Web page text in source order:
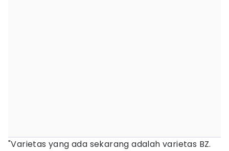
"Varietas yang ada sekarang adalah varietas BZ.